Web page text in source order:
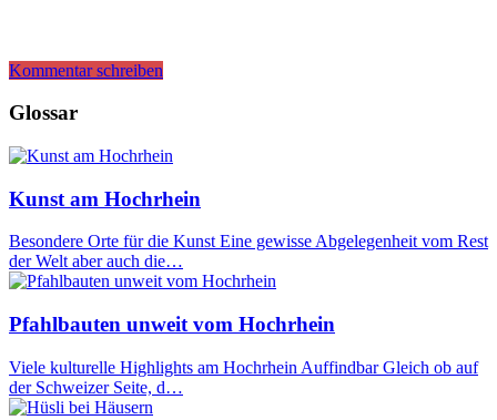
Kommentar schreiben
Glossar
Kunst am Hochrhein
Besondere Orte für die Kunst Eine gewisse Abgelegenheit vom Rest
der Welt aber auch die…
Pfahlbauten unweit vom Hochrhein
Viele kulturelle Highlights am Hochrhein Auffindbar Gleich ob auf
der Schweizer Seite, d…